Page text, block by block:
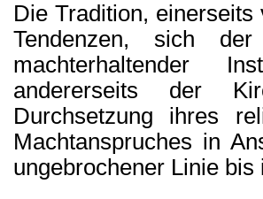
Die Tradition,
Tendenzen, sich
machterhaltender
andererseits der
Durchsetzung ihres
Machtanspruches in
ungebrochener Linie